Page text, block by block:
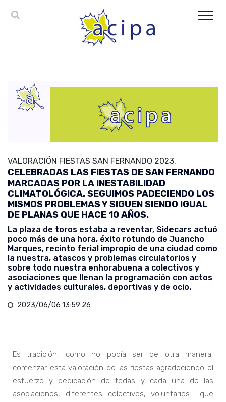
VALORACIÓN FIESTAS SAN FERNANDO 2023.
CELEBRADAS LAS FIESTAS DE SAN FERNANDO
MARCADAS POR LA INESTABILIDAD
CLIMATOLÓGICA. SEGUIMOS PADECIENDO LOS
MISMOS PROBLEMAS Y SIGUEN SIENDO IGUAL
DE PLANAS QUE HACE 10 AÑOS.
La plaza de toros estaba a reventar, Sidecars actuó
poco más de una hora, éxito rotundo de Juancho
Marques, recinto ferial impropio de una ciudad como
la nuestra, atascos y problemas circulatorios y
sobre todo nuestra enhorabuena a colectivos y
asociaciones que llenan la programación con actos
y actividades culturales, deportivas y de ocio.
2023/06/06 13:59:26
Es tradición, como no podía ser de otra manera,
comenzar esta valoración de las fiestas agradeciendo el
esfuerzo y dedicación de todas y cada una de las
asociaciones, diferentes colectivos, voluntarios… que